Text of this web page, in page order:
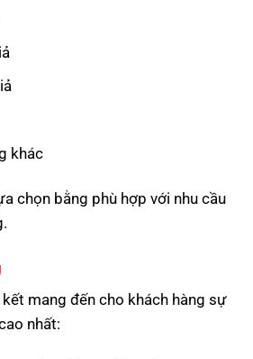
khác
chọn bằng phù hợp với nhu cầu
kết mang đến cho khách hàng sự
nhất: